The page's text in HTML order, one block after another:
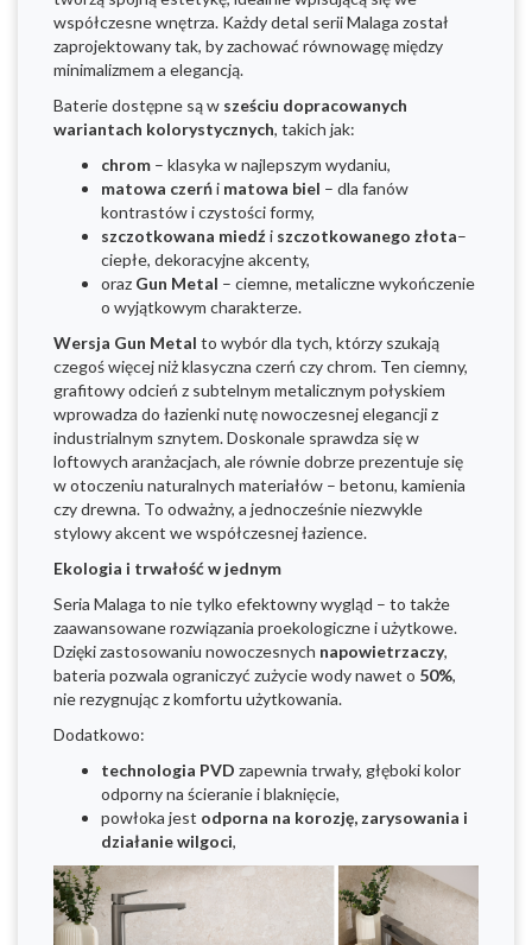
współczesne wnętrza. Każdy detal serii Malaga został
zaprojektowany tak, by zachować równowagę między
minimalizmem a elegancją.
Baterie dostępne są w sześciu dopracowanych
wariantach kolorystycznych, takich jak:
chrom – klasyka w najlepszym wydaniu,
matowa czerńi matowa biel – dla fanów
kontrastów i czystości formy,
szczotkowana miedź i szczotkowanego złota–
ciepłe, dekoracyjne akcenty,
oraz Gun Metal – ciemne, metaliczne wykończenie
o wyjątkowym charakterze.
Wersja Gun Metal to wybór dla tych, którzy szukają
czegoś więcej niż klasyczna czerń czy chrom. Ten ciemny,
grafitowy odcień z subtelnym metalicznym połyskiem
wprowadza do łazienki nutę nowoczesnej elegancji z
industrialnym sznytem. Doskonale sprawdza się w
loftowych aranżacjach, ale równie dobrze prezentuje się
w otoczeniu naturalnych materiałów – betonu, kamienia
czy drewna. To odważny, a jednocześnie niezwykle
stylowy akcent we współczesnej łazience.
Ekologia i trwałość w jednym
Seria Malaga to nie tylko efektowny wygląd – to także
zaawansowane rozwiązania proekologiczne i użytkowe.
Dzięki zastosowaniu nowoczesnych napowietrzaczy,
bateria pozwala ograniczyć zużycie wody nawet o 50%,
nie rezygnując z komfortu użytkowania.
Dodatkowo:
technologia PVD zapewnia trwały, głęboki kolor
odporny na ścieranie i blaknięcie,
powłoka jest odporna na korozję, zarysowania i
działanie wilgoci,